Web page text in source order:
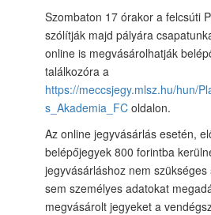
Szombaton 17 órakor a felcsúti
szólítják majd pályára
online is megvásárolhatják
találkozóra a
https://meccsjegy.mlsz.hu/hun/
s_Akademia_FC oldalon.
Az online jegyvásárlás esetén,
belépőjegyek 800 forintba
jegyvásárláshoz nem
sem személyes adatokat
megvásárolt jegyeket a